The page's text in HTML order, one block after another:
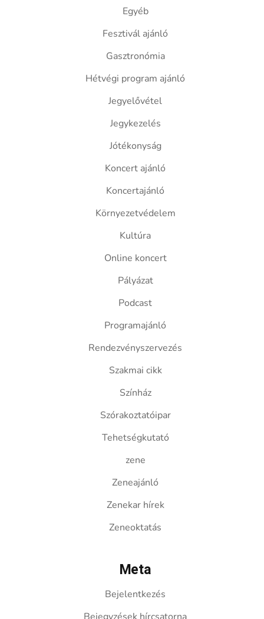
Egyéb
Fesztivál ajánló
Gasztronómia
Hétvégi program ajánló
Jegyelővétel
Jegykezelés
Jótékonyság
Koncert ajánló
Koncertajánló
Környezetvédelem
Kultúra
Online koncert
Pályázat
Podcast
Programajánló
Rendezvényszervezés
Szakmai cikk
Színház
Szórakoztatóipar
Tehetségkutató
zene
Zeneajánló
Zenekar hírek
Zeneoktatás
Meta
Bejelentkezés